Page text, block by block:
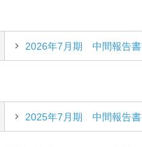
2026年7月期 中間報告書
2025年7月期 中間報告書